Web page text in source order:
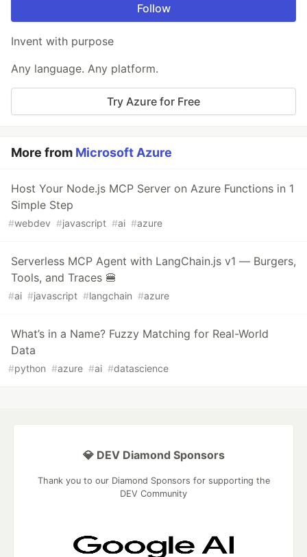
Follow
Invent with purpose
Any language. Any platform.
Try Azure for Free
More from Microsoft Azure
Host Your Node.js MCP Server on Azure Functions in 1
Simple Step
#webdev #javascript #ai #azure
Serverless MCP Agent with LangChain.js v1 — Burgers,
Tools, and Traces 🍔
#ai #javascript #langchain #azure
What’s in a Name? Fuzzy Matching for Real-World
Data
#python #azure #ai #datascience
💎 DEV Diamond Sponsors
Thank you to our Diamond Sponsors for supporting the
DEV Community